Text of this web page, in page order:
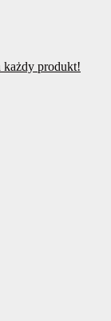
każdy produkt!